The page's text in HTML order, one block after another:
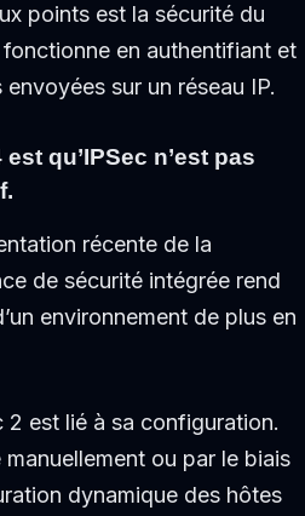
points est la sécurité du
en authentifiant et
sur un réseau IP.
qu’IPSec n’est pas
récente de la
de sécurité intégrée rend
environnement de plus en
2 est lié à sa configuration.
ou par le biais
dynamique des hôtes